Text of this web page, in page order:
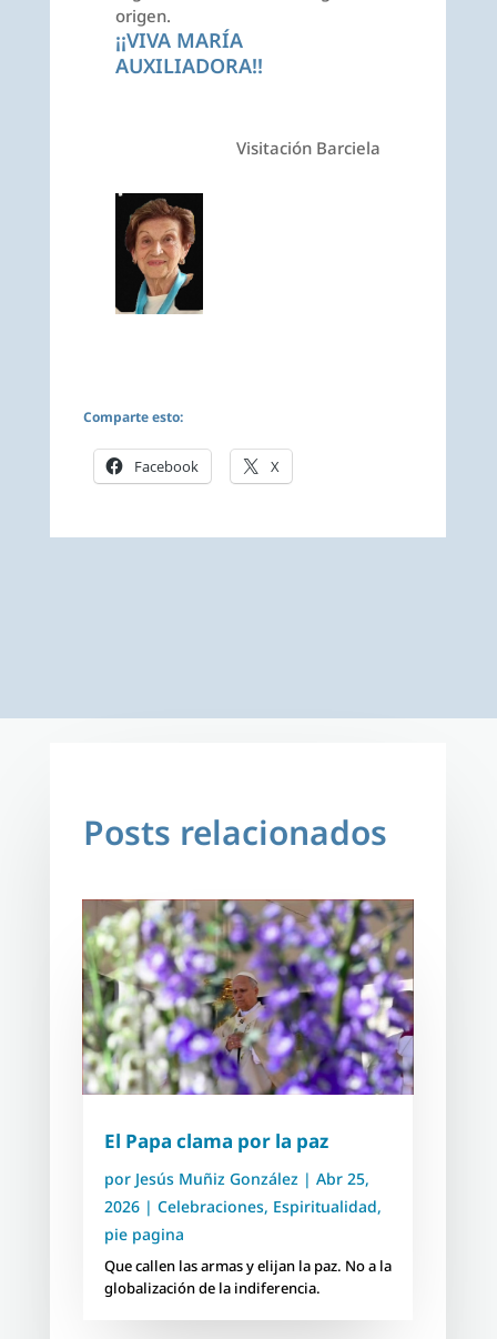
origen.
¡¡VIVA MARÍA
AUXILIADORA!!
Visitación Barciela
Comparte esto:
Facebook X
Posts relacionados
El Papa clama por la paz
por Jesús Muñiz González| Abr 25,
2026| Celebraciones, Espiritualidad,
pie pagina
Que callen las armas y elijan la paz. No a la
globalización de la indiferencia.